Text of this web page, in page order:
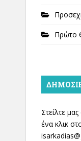
Πρώτο
Στείλτε
ένα κλικ